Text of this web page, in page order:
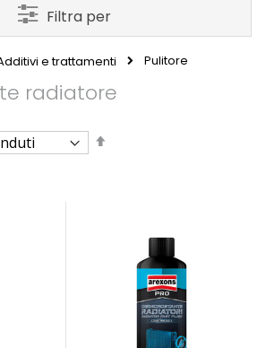
e trattamenti Pulitore
radiatore
Imposta
Filtra per